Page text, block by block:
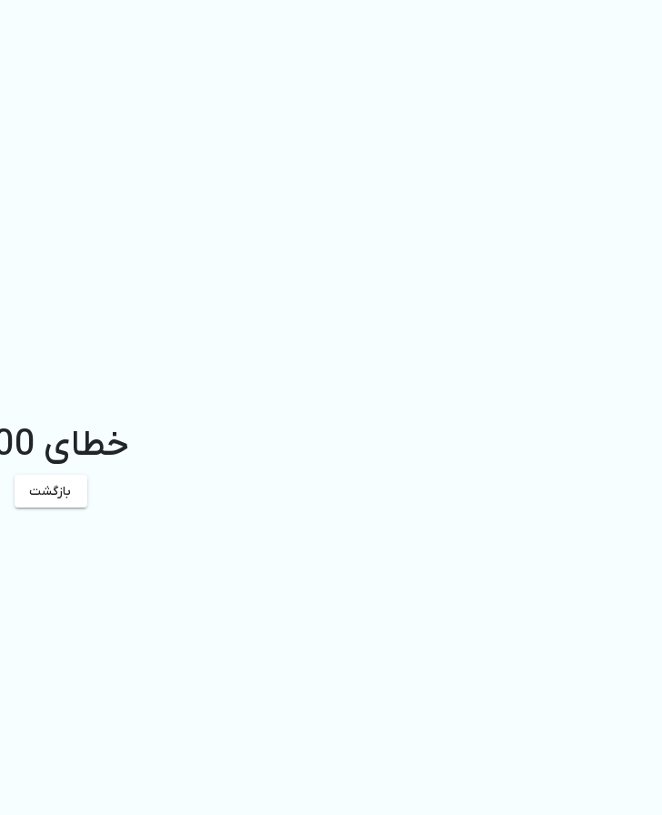
خطای 500
بازگشت